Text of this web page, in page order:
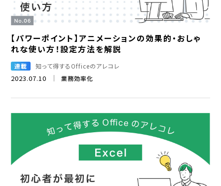
【パワーポイント】アニメーションの効果的・おしゃ
れな使い方！設定方法を解説
2023.07.10 業務効率化
連載 知って得するOfficeのアレコレ